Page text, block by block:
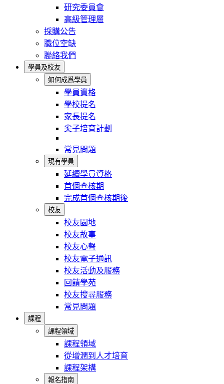
研究委員會
高級管理層
採購公告
職位空缺
聯絡我們
學員及校友
如何成爲學員
學員資格
學校提名
家長提名
尖子培育計劃
常見問題
現有學員
延續學員資格
首個查核期
完成首個查核期後
校友
校友園地
校友故事
校友心聲
校友電子通訊
校友活動及服務
回饋學苑
校友搜尋服務
常見問題
課程
課程領域
課程領域
從增潤到人才培育
課程架構
報名指南